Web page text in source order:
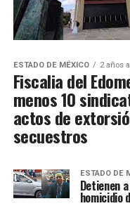
ESTADO DE MÉXICO 2 años
Fiscalia del
menos 10
actos de
secuestros
ESTADO DE
Detienen
homicidio